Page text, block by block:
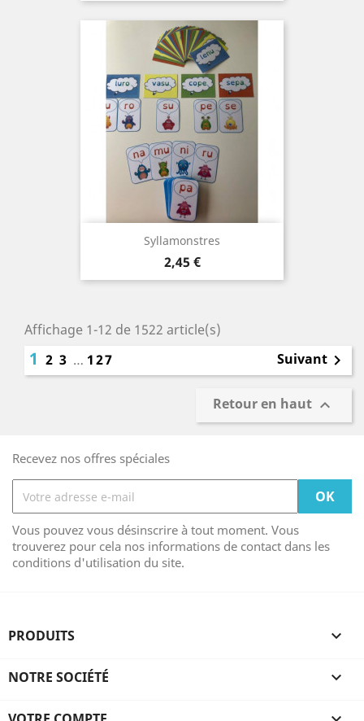
Syllamonstres
Prix
2,45 €
Affichage 1-12 de 1522 article(s)
1 2 3 … 127 Suivant 
Retour en haut 
Recevez nos offres spéciales
Vous pouvez vous désinscrire à tout moment. Vous
trouverez pour cela nos informations de contact dans les
conditions d'utilisation du site.
PRODUITS 
NOTRE SOCIÉTÉ 